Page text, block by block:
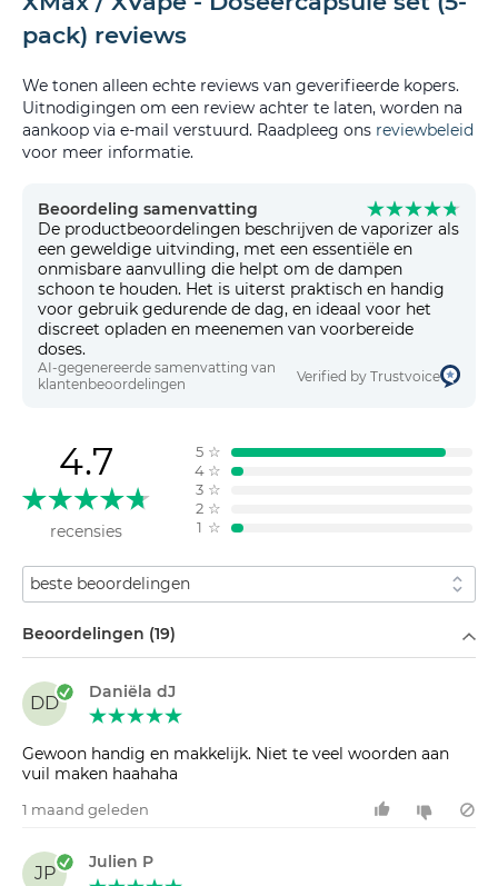
pack) reviews
We tonen alleen echte reviews van geverifieerde kopers.
Uitnodigingen om een review achter te laten, worden na
aankoop via e-mail verstuurd. Raadpleeg ons reviewbeleid
voor meer informatie.
Beoordeling samenvatting
De productbeoordelingen beschrijven de vaporizer als
een geweldige uitvinding, met een essentiële en
onmisbare aanvulling die helpt om de dampen
schoon te houden. Het is uiterst praktisch en handig
voor gebruik gedurende de dag, en ideaal voor het
discreet opladen en meenemen van voorbereide
doses.
AI-gegenereerde samenvatting van
klantenbeoordelingen
Verified by Trustvoice
4.7
recensies
5 ☆
4 ☆
3 ☆
2 ☆
1 ☆
Sorteren op
Beoordelingen (19)
DD
Daniëla dJ
Gewoon handig en makkelijk. Niet te veel woorden aan
vuil maken haahaha
1 maand geleden
JP
Julien P